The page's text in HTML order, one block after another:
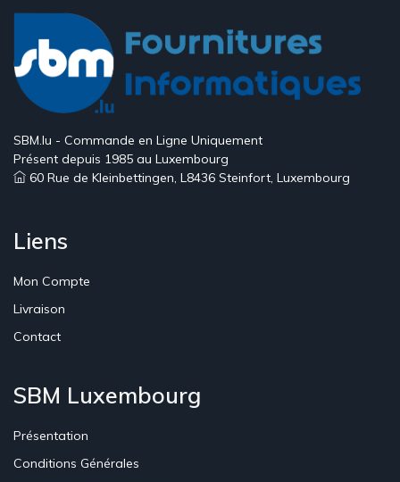
SBM.lu - Commande en Ligne Uniquement
Présent depuis 1985 au Luxembourg
60 Rue de Kleinbettingen, L8436 Steinfort, Luxembourg
Liens
Mon Compte
Livraison
Contact
SBM Luxembourg
Présentation
Conditions Générales